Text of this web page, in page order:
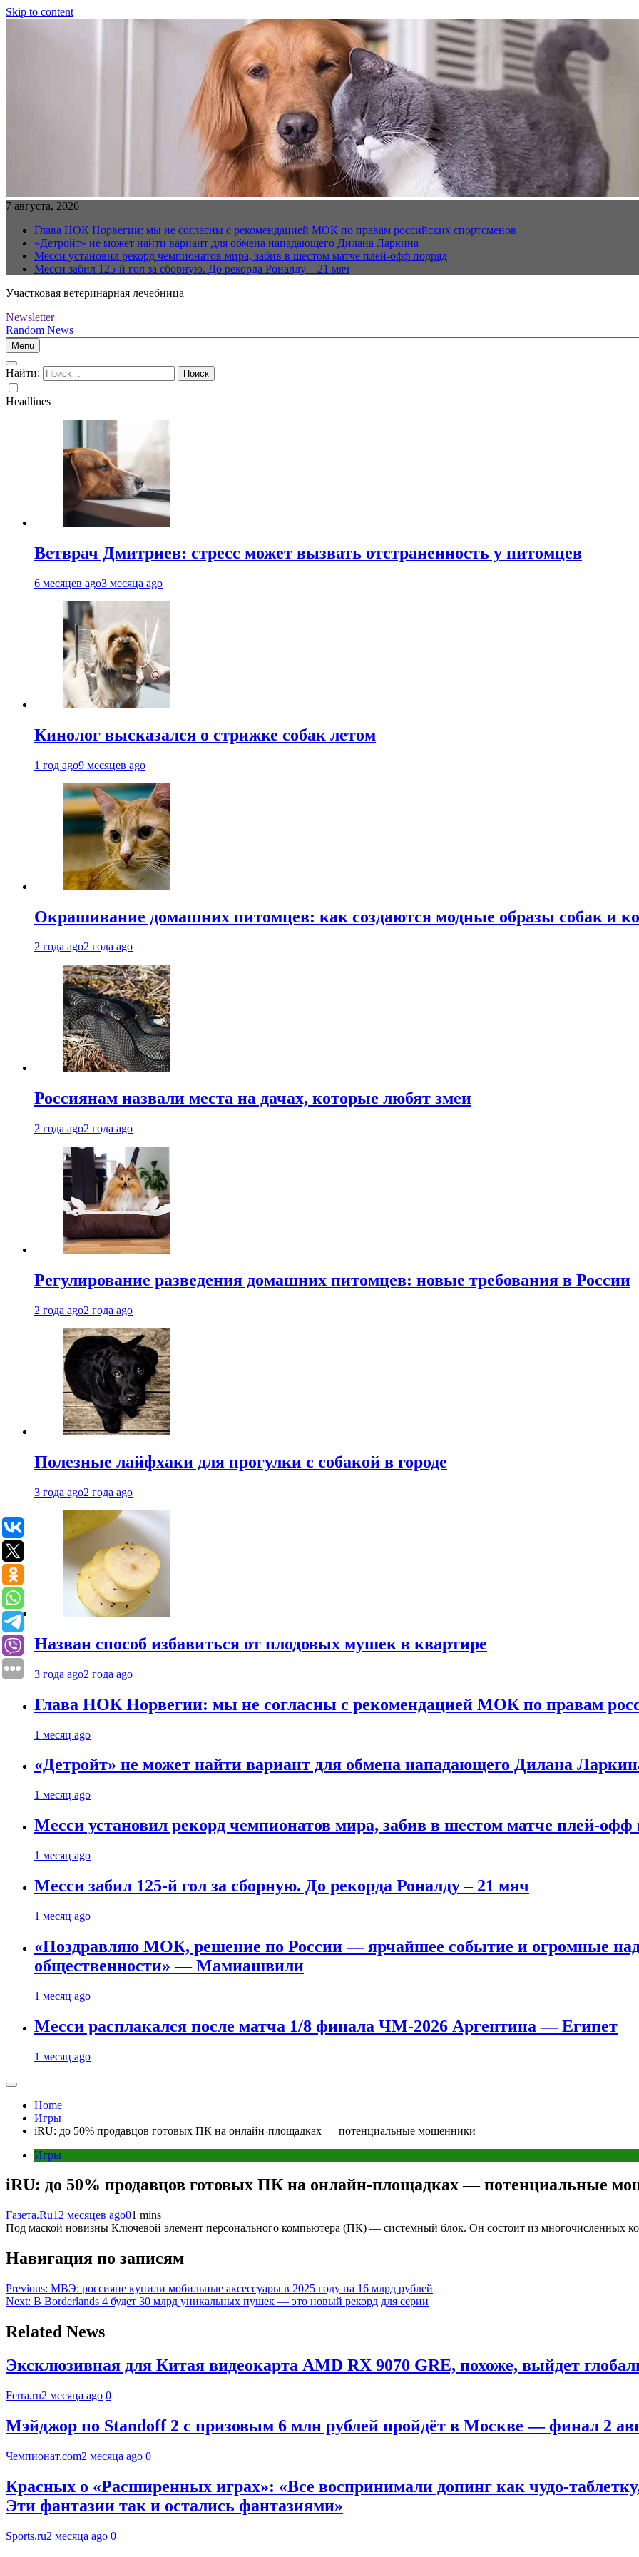
Skip to content
7 августа, 2026
Глава НОК Норвегии: мы не согласны с рекомендацией МОК по правам российских спортсменов
«Детройт» не может найти вариант для обмена нападающего Дилана Ларкина
Месси установил рекорд чемпионатов мира, забив в шестом матче плей‑офф подряд
Месси забил 125-й гол за сборную. До рекорда Роналду – 21 мяч
Участковая ветеринарная лечебница
Newsletter
Random News
Menu
Найти:
Headlines
Ветврач Дмитриев: стресс может вызвать отстраненность у питомцев
6 месяцев ago3 месяца ago
Кинолог высказался о стрижке собак летом
1 год ago9 месяцев ago
Окрашивание домашних питомцев: как создаются модные образы собак и
2 года ago2 года ago
Россиянам назвали места на дачах, которые любят змеи
2 года ago2 года ago
Регулирование разведения домашних питомцев: новые требования в России
2 года ago2 года ago
Полезные лайфхаки для прогулки с собакой в городе
3 года ago2 года ago
Назван способ избавиться от плодовых мушек в квартире
3 года ago2 года ago
Глава НОК Норвегии: мы не согласны с рекомендацией МОК по правам
1 месяц ago
«Детройт» не может найти вариант для обмена нападающего Дилана
1 месяц ago
Месси установил рекорд чемпионатов мира, забив в шестом матче плей‑офф
1 месяц ago
Месси забил 125-й гол за сборную. До рекорда Роналду – 21 мяч
1 месяц ago
«Поздравляю МОК, решение по России — ярчайшее событие и огромные
общественности» — Мамиашвили
1 месяц ago
Месси расплакался после матча 1/8 финала ЧМ-2026 Аргентина — Египет
1 месяц ago
Home
Игры
iRU: до 50% продавцов готовых ПК на онлайн-площадках — потенциальные мошенники
Игры
iRU: до 50% продавцов готовых ПК на онлайн-площадках — потенциальные
Газета.Ru12 месяцев ago01 mins
Под маской новизны Ключевой элемент персонального компьютера (ПК) — системный блок. Он состоит из многочисленных
Навигация по записям
Previous: МВЭ: россияне купили мобильные аксессуары в 2025 году на 16 млрд рублей
Next: В Borderlands 4 будет 30 млрд уникальных пушек — это новый рекорд для серии
Related News
Эксклюзивная для Китая видеокарта AMD RX 9070 GRE, похоже, выйдет
Ferra.ru2 месяца ago 0
Мэйджор по Standoff 2 с призовым 6 млн рублей пройдёт в Москве — финал 2
Чемпионат.com2 месяца ago 0
Красных о «Расширенных играх»: «Все воспринимали допинг как чудо-
Эти фантазии так и остались фантазиями»
Sports.ru2 месяца ago 0